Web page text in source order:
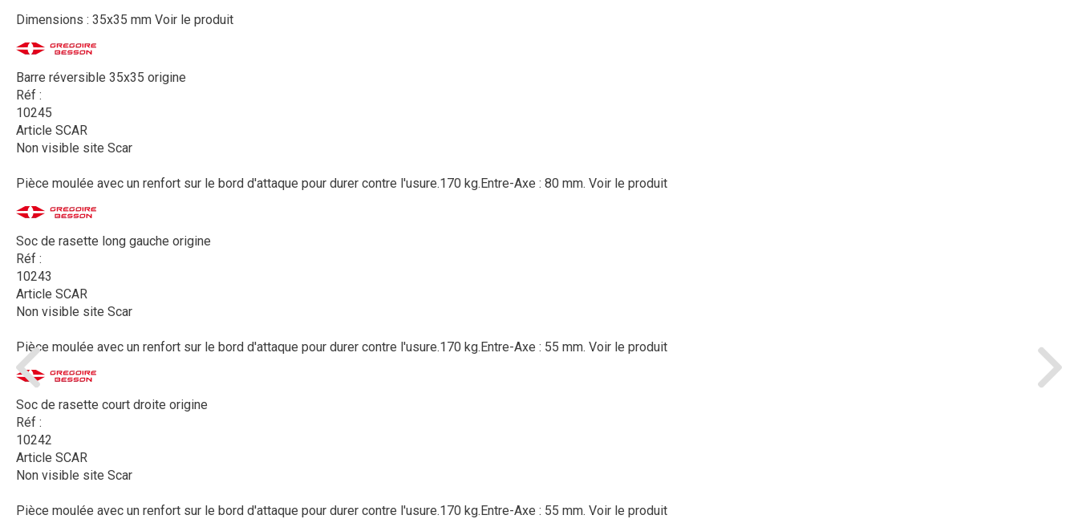
Dimensions : 35x35 mm Voir le produit
Barre réversible 35x35 origine
Réf :
10245
Article SCAR
Non visible site Scar
Pièce moulée avec un renfort sur le bord d'attaque pour durer contre l'usure.170 kg.Entre-Axe : 80 mm. Voir le produit
Soc de rasette long gauche origine
Réf :
10243
Article SCAR
Non visible site Scar
Pièce moulée avec un renfort sur le bord d'attaque pour durer contre l'usure.170 kg.Entre-Axe : 55 mm. Voir le produit
Soc de rasette court droite origine
Réf :
10242
Article SCAR
Non visible site Scar
Pièce moulée avec un renfort sur le bord d'attaque pour durer contre l'usure.170 kg.Entre-Axe : 55 mm. Voir le produit